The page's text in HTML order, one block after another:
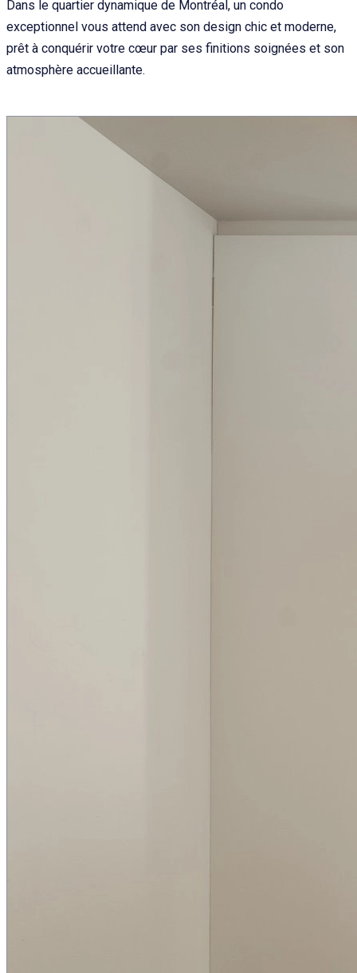
Dans le quartier dynamique de Montréal, un condo
exceptionnel vous attend avec son design chic et moderne,
prêt à conquérir votre cœur par ses finitions soignées et son
atmosphère accueillante.